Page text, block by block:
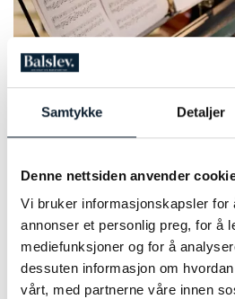
Samtykke Detaljer
Denne nettsiden anvender
Vi bruker informasjonskapsler for
annonser et personlig preg, for å
mediefunksjoner og for å
dessuten informasjon om
vårt, med partnerne våre innen
Cristian Blázquez Martínez
Opera i